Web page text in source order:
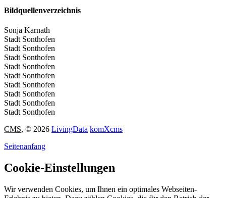
Bildquellenverzeichnis
Sonja Karnath
Stadt Sonthofen
Stadt Sonthofen
Stadt Sonthofen
Stadt Sonthofen
Stadt Sonthofen
Stadt Sonthofen
Stadt Sonthofen
Stadt Sonthofen
Stadt Sonthofen
CMS, © 2026 LivingData komXcms
Seitenanfang
Cookie-Einstellungen
Wir verwenden Cookies, um Ihnen ein optimales Webseiten-